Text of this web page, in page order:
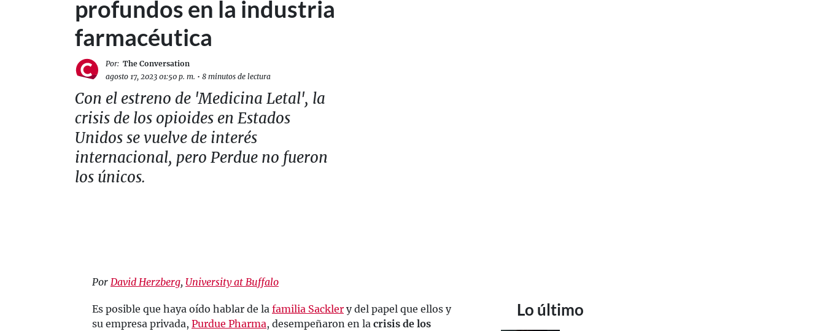
profundos en la industria
farmacéutica
Por: The Conversation
agosto 17, 2023 01:50 p. m. • 8 minutos de lectura
Con el estreno de 'Medicina Letal', la
crisis de los opioides en Estados
Unidos se vuelve de interés
internacional, pero Perdue no fueron
los únicos.
Por David Herzberg, University at Buffalo
Es posible que haya oído hablar de la familia Sackler y del papel que ellos y
su empresa privada, Purdue Pharma, desempeñaron en la crisis de los
Lo último